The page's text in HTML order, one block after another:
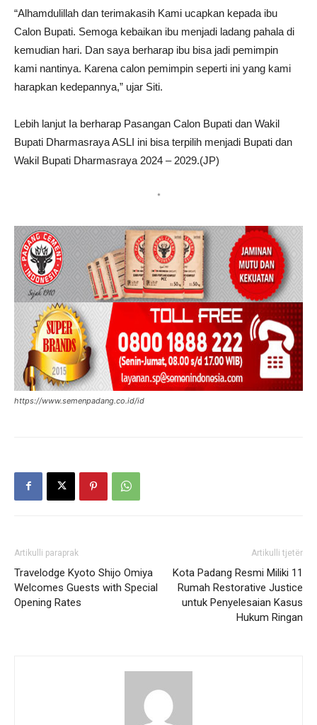
“Alhamdulillah dan terimakasih Kami ucapkan kepada ibu
Calon Bupati. Semoga kebaikan ibu menjadi ladang pahala di
kemudian hari. Dan saya berharap ibu bisa jadi pemimpin
kami nantinya. Karena calon pemimpin seperti ini yang kami
harapkan kedepannya,” ujar Siti.
Lebih lanjut Ia berharap Pasangan Calon Bupati dan Wakil
Bupati Dharmasraya ASLI ini bisa terpilih menjadi Bupati dan
Wakil Bupati Dharmasraya 2024 – 2029.(JP)
*
https://www.semenpadang.co.id/id
Artikulli paraprak
Travelodge Kyoto Shijo Omiya
Welcomes Guests with Special
Opening Rates
Artikulli tjetër
Kota Padang Resmi Miliki 11
Rumah Restorative Justice
untuk Penyelesaian Kasus
Hukum Ringan